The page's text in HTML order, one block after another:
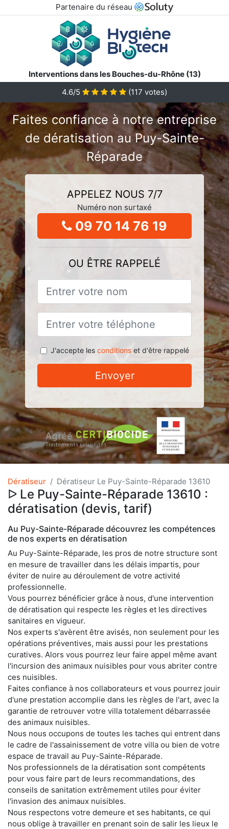
Partenaire du réseau
Interventions dans les Bouches-du-Rhône (13)
4.6/5
(117 votes)
Faites confiance à notre entreprise
de dératisation au Puy-Sainte-
Réparade
APPELEZ NOUS 7/7
Numéro non surtaxé
09 70 14 76 19
OU ÊTRE RAPPELÉ
J'accepte les conditionset d'être rappelé
Envoyer
Dératiseur Dératiseur Le Puy-Sainte-Réparade 13610
ᐅ Le Puy-Sainte-Réparade 13610 :
dératisation (devis, tarif)
Au Puy-Sainte-Réparade découvrez les compétences
de nos experts en dératisation
Au Puy-Sainte-Réparade, les pros de notre structure sont
en mesure de travailler dans les délais impartis, pour
éviter de nuire au déroulement de votre activité
professionnelle.
Vous pourrez bénéficier grâce à nous, d'une intervention
de dératisation qui respecte les règles et les directives
sanitaires en vigueur.
Nos experts s'avèrent être avisés, non seulement pour les
opérations préventives, mais aussi pour les prestations
curatives. Alors vous pourrez leur faire appel même avant
l'incursion des animaux nuisibles pour vous abriter contre
ces nuisibles.
Faites confiance à nos collaborateurs et vous pourrez jouir
d'une prestation accomplie dans les règles de l'art, avec la
garantie de retrouver votre villa totalement débarrassée
des animaux nuisibles.
Nous nous occupons de toutes les taches qui entrent dans
le cadre de l'assainissement de votre villa ou bien de votre
espace de travail au Puy-Sainte-Réparade.
Nos professionnels de la dératisation sont compétents
pour vous faire part de leurs recommandations, des
conseils de sanitation extrêmement utiles pour éviter
l'invasion des animaux nuisibles.
Nous respectons votre demeure et ses habitants, ce qui
nous oblige à travailler en prenant soin de salir les lieux le